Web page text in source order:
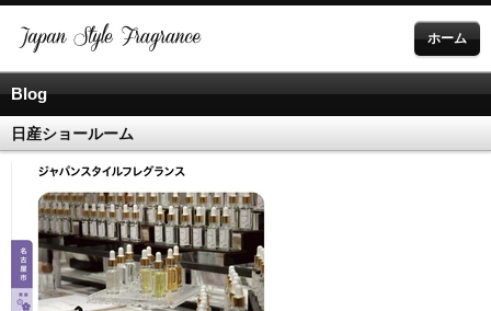
ホーム
Blog
日産ショールーム